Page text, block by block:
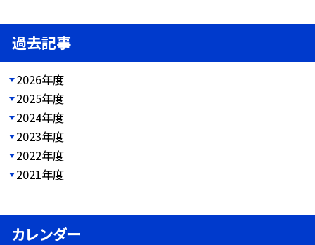
過去記事
2026年度
2025年度
2024年度
2023年度
2022年度
2021年度
カレンダー